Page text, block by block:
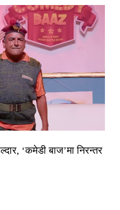
‘कमेडी बाज’मा निरन्तर